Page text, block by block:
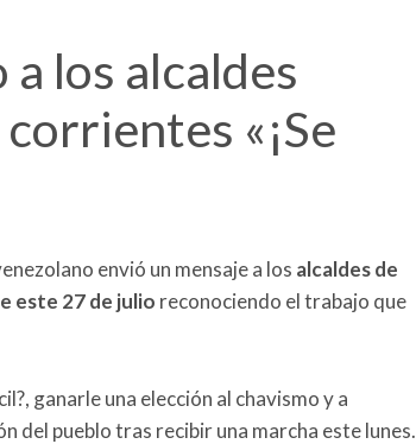
los alcaldes
«¡Se
envió un mensaje a los alcaldes de
este 27 de julio reconociendo el trabajo que
ganarle una elección al chavismo y a
del pueblo tras recibir una marcha este lunes.